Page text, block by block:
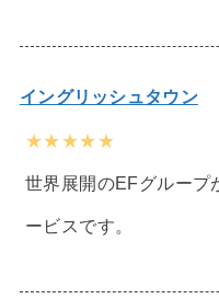
イングリッシュタウン
★★★★★
世界展開のEFグループ
ービスです。